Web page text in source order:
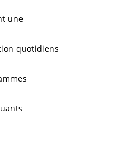
une
quotidiens